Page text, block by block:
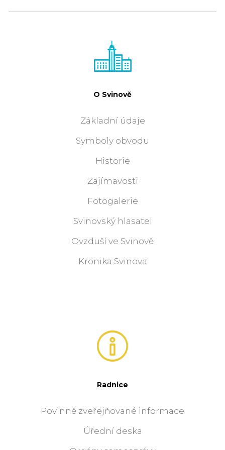
O Svinově
Základní údaje
Symboly obvodu
Historie
Zajímavosti
Fotogalerie
Svinovský hlasatel
Ovzduší ve Svinově
Kronika Svinova
Radnice
Povinně zveřejňované informace
Úřední deska